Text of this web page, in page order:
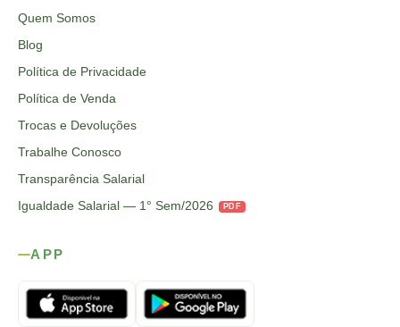
Quem Somos
Blog
Política de Privacidade
Política de Venda
Trocas e Devoluções
Trabalhe Conosco
Transparência Salarial
Igualdade Salarial — 1° Sem/2026
PDF
APP